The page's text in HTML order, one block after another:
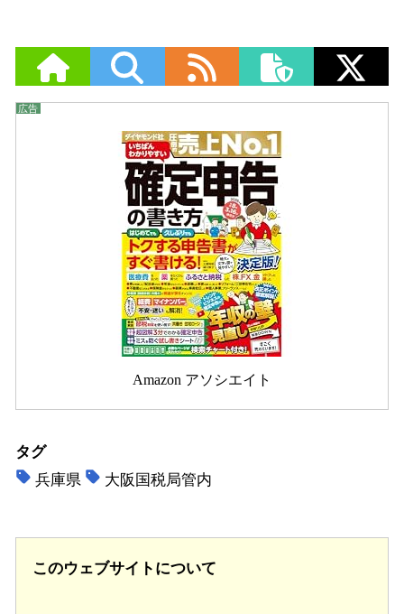
Amazon アソシエイト
タグ
兵庫県
大阪国税局管内
このウェブサイトについて